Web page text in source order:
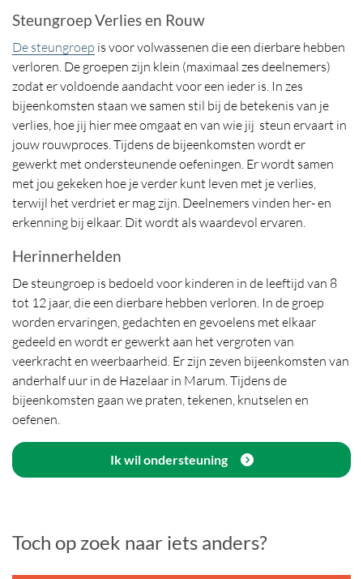
Steungroep Verlies en Rouw
De steungroep is voor volwassenen die een dierbare hebben
verloren. De groepen zijn klein (maximaal zes deelnemers)
zodat er voldoende aandacht voor een ieder is. In zes
bijeenkomsten staan we samen stil bij de betekenis van je
verlies, hoe jij hier mee omgaat en van wie jij steun ervaart in
jouw rouwproces. Tijdens de bijeenkomsten wordt er
gewerkt met ondersteunende oefeningen. Er wordt samen
met jou gekeken hoe je verder kunt leven met je verlies,
terwijl het verdriet er mag zijn. Deelnemers vinden her- en
erkenning bij elkaar. Dit wordt als waardevol ervaren.
Herinnerhelden
De steungroep is bedoeld voor kinderen in de leeftijd van 8
tot 12 jaar, die een dierbare hebben verloren. In de groep
worden ervaringen, gedachten en gevoelens met elkaar
gedeeld en wordt er gewerkt aan het vergroten van
veerkracht en weerbaarheid. Er zijn zeven bijeenkomsten van
anderhalf uur in de Hazelaar in Marum. Tijdens de
bijeenkomsten gaan we praten, tekenen, knutselen en
oefenen.
Ik wil ondersteuning
Toch op zoek naar iets anders?